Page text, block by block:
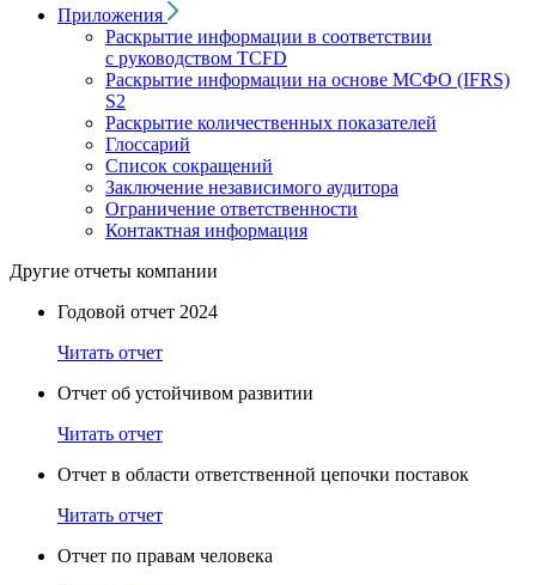
Приложения
Раскрытие информации в соответствии
с руководством TCFD
Раскрытие информации на основе МСФО (IFRS)
S2
Раскрытие количественных показателей
Глоссарий
Список сокращений
Заключение независимого аудитора
Ограничение ответственности
Контактная информация
Другие отчеты компании
Годовой отчет 2024
Читать отчет
Отчет об устойчивом развитии
Читать отчет
Отчет в области ответственной цепочки поставок
Читать отчет
Отчет по правам человека